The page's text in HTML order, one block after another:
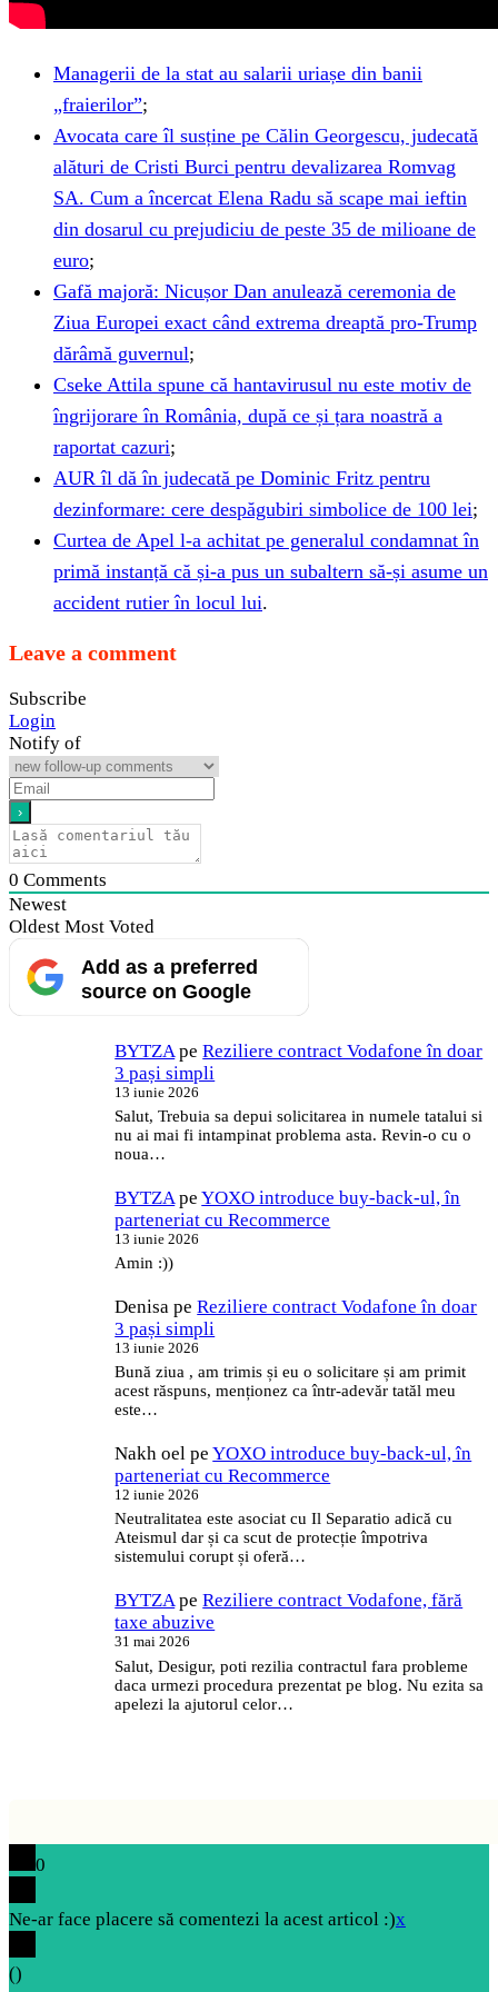
Managerii de la stat au salarii uriașe din banii
„fraierilor”;
Avocata care îl susține pe Călin Georgescu, judecată
alături de Cristi Burci pentru devalizarea Romvag
SA. Cum a încercat Elena Radu să scape mai ieftin
din dosarul cu prejudiciu de peste 35 de milioane de
euro;
Gafă majoră: Nicușor Dan anulează ceremonia de
Ziua Europei exact când extrema dreaptă pro-Trump
dărâmă guvernul;
Cseke Attila spune că hantavirusul nu este motiv de
îngrijorare în România, după ce și țara noastră a
raportat cazuri;
AUR îl dă în judecată pe Dominic Fritz pentru
dezinformare: cere despăgubiri simbolice de 100 lei;
Curtea de Apel l-a achitat pe generalul condamnat în
primă instanță că și-a pus un subaltern să-și asume un
accident rutier în locul lui.
Leave a comment
Subscribe
Login
Notify of
0 Comments
Newest
Oldest Most Voted
Add as a preferred
source on Google
BYTZA peReziliere contract Vodafone în doar
3 pași simpli
13 iunie 2026
Salut, Trebuia sa depui solicitarea in numele tatalui si
nu ai mai fi intampinat problema asta. Revin-o cu o
noua…
BYTZA peYOXO introduce buy-back-ul, în
parteneriat cu Recommerce
13 iunie 2026
Amin :))
Denisa peReziliere contract Vodafone în doar
3 pași simpli
13 iunie 2026
Bună ziua , am trimis și eu o solicitare și am primit
acest răspuns, menționez ca într-adevăr tatăl meu
este…
Nakh oel peYOXO introduce buy-back-ul, în
parteneriat cu Recommerce
12 iunie 2026
Neutralitatea este asociat cu Il Separatio adică cu
Ateismul dar și ca scut de protecție împotriva
sistemului corupt și oferă…
BYTZApeReziliere contract Vodafone, fără
taxe abuzive
31 mai 2026
Salut, Desigur, poti rezilia contractul fara probleme
daca urmezi procedura prezentat pe blog. Nu ezita sa
apelezi la ajutorul celor…
0
Ne-ar face placere să comentezi la acest articol :)x
()